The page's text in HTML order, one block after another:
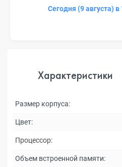
Сегодня (9 августа) в
Характеристики
Размер корпуса:
Цвет:
Процессор:
Объем встроенной памяти: